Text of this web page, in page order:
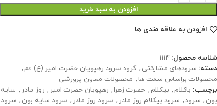
افزودن به سبد خرید
افزودن به علاقه مندی ها
شناسه محصول: 1114
دسته: سرودهای مشارکتی , گروه سرود رهپویان حضرت امیر (ع) قم,
محصولات براساس سمت ها, محصولات معاون پرورشی
برچسب: باکلام, بیکلام, حضرت زهرا, رهپویان حضرت امیر , روز مادر , سایه
بون , سرود , سرود بیکلام روز مادر , سرود روز مادر , سرود سایه بون , سرود